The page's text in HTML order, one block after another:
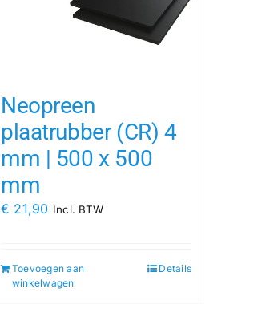
Neopreen
plaatrubber (CR) 4
mm | 500 x 500
mm
€ 21,90 Incl. BTW
Toevoegen aan
winkelwagen
Details